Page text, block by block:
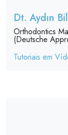
Dt. Aydın
Orthodontics
(Deutsche
Tutoriais em